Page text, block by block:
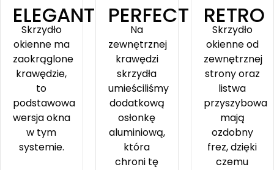
ELEGANT
Skrzydło
okienne ma
zaokrąglone
krawędzie,
to
podstawowa
wersja okna
w tym
systemie.
PERFECT
Na
zewnętrznej
krawędzi
skrzydła
umieściliśmy
dodatkową
osłonkę
aluminiową,
która
chroni tę
RETRO
Skrzydło
okienne od
zewnętrznej
strony oraz
listwa
przyszybowa
mają
ozdobny
frez, dzięki
czemu